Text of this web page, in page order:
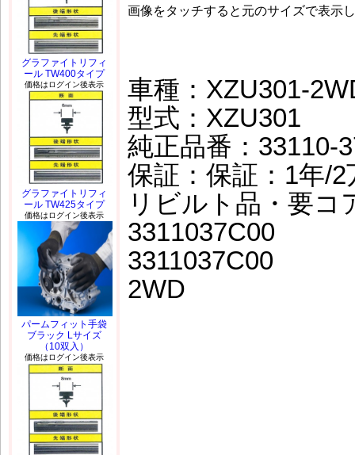
画像をタッチすると元のサイズで表示
車種：XZU301-
型式：XZU301
純正品番：33110-
保証：保証：1年/
リビルト品・要コ
3311037C00
3311037C00
2WD
グラファイトリフィ
ール TW400タイプ
価格はログイン後表示
グラファイトリフィ
ール TW425タイプ
価格はログイン後表示
パームフィット手袋
ブラック Lサイズ
（10双入）
価格はログイン後表示